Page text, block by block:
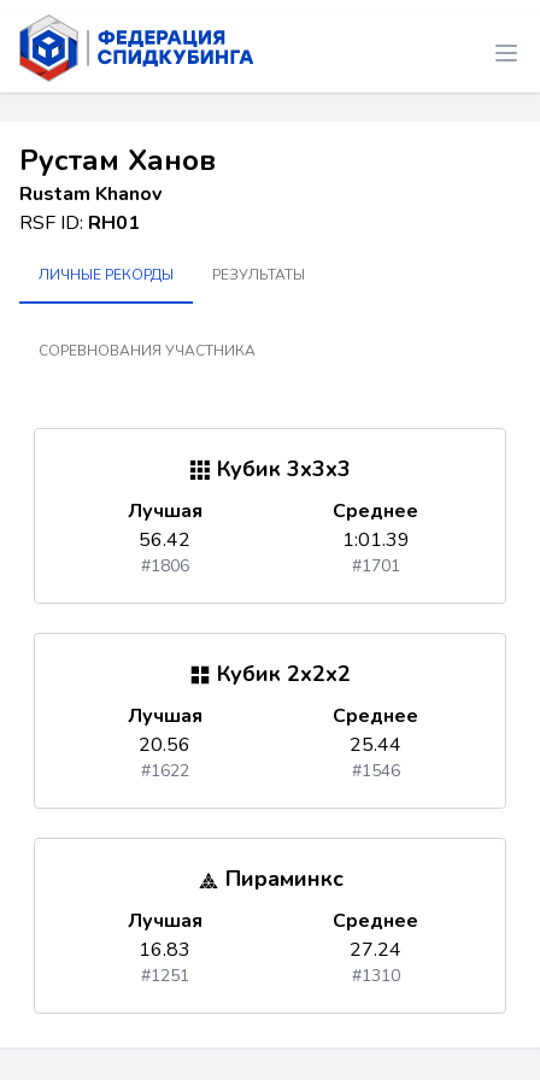
Рустам Ханов
Rustam Khanov
RSF ID: RH01
ЛИЧНЫЕ РЕКОРДЫ РЕЗУЛЬТАТЫ
СОРЕВНОВАНИЯ УЧАСТНИКА
Кубик 3x3x3
Лучшая
56.42
#1806
Среднее
1:01.39
#1701
Кубик 2x2x2
Лучшая
20.56
#1622
Среднее
25.44
#1546
Пираминкс
Лучшая
16.83
#1251
Среднее
27.24
#1310